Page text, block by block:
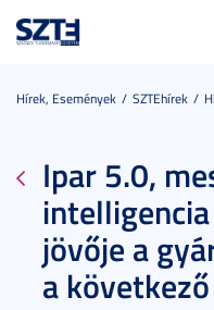
Hírek, Események SZTEhírek
Ipar 5.0,
jövője a
a